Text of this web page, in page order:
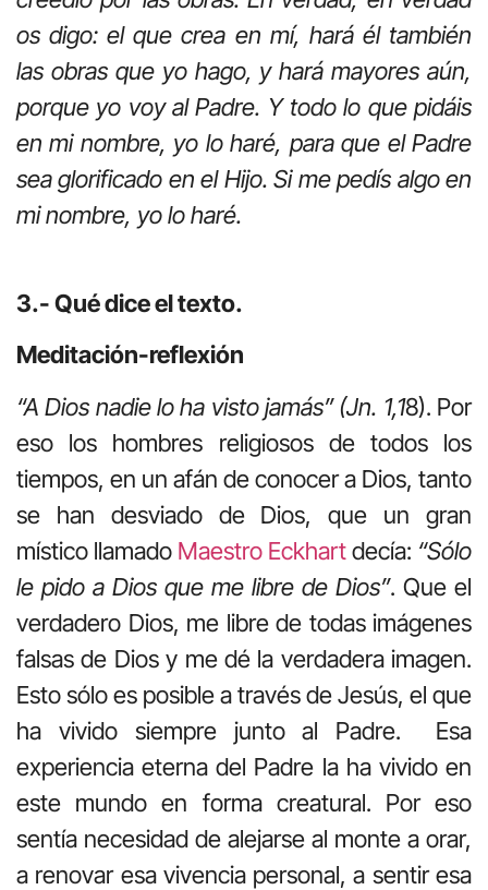
os digo: el que crea en mí, hará él también
las obras que yo hago, y hará mayores aún,
porque yo voy al Padre. Y todo lo que pidáis
en mi nombre, yo lo haré, para que el Padre
sea glorificado en el Hijo. Si me pedís algo en
mi nombre, yo lo haré.
3.- Qué dice el texto.
Meditación-reflexión
“A Dios nadie lo ha visto jamás” (Jn. 1,18). Por
eso los hombres religiosos de todos los
tiempos, en un afán de conocer a Dios, tanto
se han desviado de Dios, que un gran
místico llamado Maestro Eckhartdecía: “Sólo
le pido a Dios que me libre de Dios”. Que el
verdadero Dios, me libre de todas imágenes
falsas de Dios y me dé la verdadera imagen.
Esto sólo es posible a través de Jesús, el que
ha vivido siempre junto al Padre. Esa
experiencia eterna del Padre la ha vivido en
este mundo en forma creatural. Por eso
sentía necesidad de alejarse al monte a orar,
a renovar esa vivencia personal, a sentir esa